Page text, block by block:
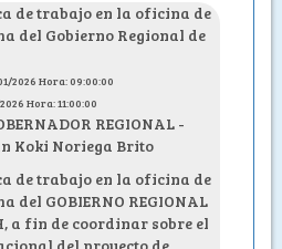
de trabajo en la oficina de
del Gobierno Regional de
2026 Hora: 09:00:00
Hora: 11:00:00
REGIONAL -
Koki Noriega Brito
de trabajo en la oficina de
del GOBIERNO REGIONAL
a fin de coordinar sobre el
del proyecto de